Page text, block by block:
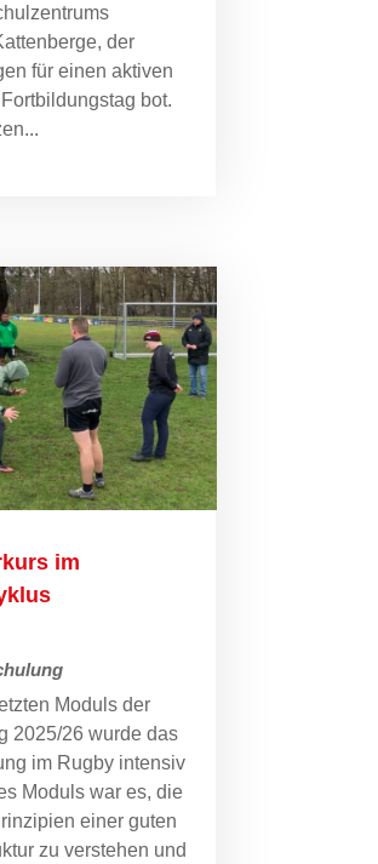
der
für einen aktiven
bot.
im
Moduls der
2025/26 wurde das
im Rugby intensiv
Moduls war es, die
einer guten
zu verstehen und